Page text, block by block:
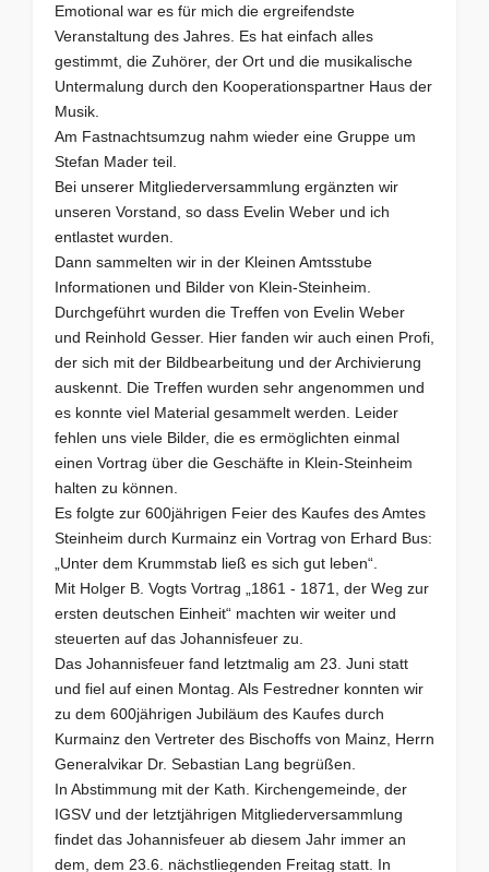
Emotional war es für mich die ergreifendste
Veranstaltung des Jahres. Es hat einfach alles
gestimmt, die Zuhörer, der Ort und die musikalische
Untermalung durch den Kooperationspartner Haus der
Musik.
Am Fastnachtsumzug nahm wieder eine Gruppe um
Stefan Mader teil.
Bei unserer Mitgliederversammlung ergänzten wir
unseren Vorstand, so dass Evelin Weber und ich
entlastet wurden.
Dann sammelten wir in der Kleinen Amtsstube
Informationen und Bilder von Klein-Steinheim.
Durchgeführt wurden die Treffen von Evelin Weber
und Reinhold Gesser. Hier fanden wir auch einen Profi,
der sich mit der Bildbearbeitung und der Archivierung
auskennt. Die Treffen wurden sehr angenommen und
es konnte viel Material gesammelt werden. Leider
fehlen uns viele Bilder, die es ermöglichten einmal
einen Vortrag über die Geschäfte in Klein-Steinheim
halten zu können.
Es folgte zur 600jährigen Feier des Kaufes des Amtes
Steinheim durch Kurmainz ein Vortrag von Erhard Bus:
„Unter dem Krummstab ließ es sich gut leben“.
Mit Holger B. Vogts Vortrag „1861 - 1871, der Weg zur
ersten deutschen Einheit“ machten wir weiter und
steuerten auf das Johannisfeuer zu.
Das Johannisfeuer fand letztmalig am 23. Juni statt
und fiel auf einen Montag. Als Festredner konnten wir
zu dem 600jährigen Jubiläum des Kaufes durch
Kurmainz den Vertreter des Bischoffs von Mainz, Herrn
Generalvikar Dr. Sebastian Lang begrüßen.
In Abstimmung mit der Kath. Kirchengemeinde, der
IGSV und der letztjährigen Mitgliederversammlung
findet das Johannisfeuer ab diesem Jahr immer an
dem, dem 23.6. nächstliegenden Freitag statt. In